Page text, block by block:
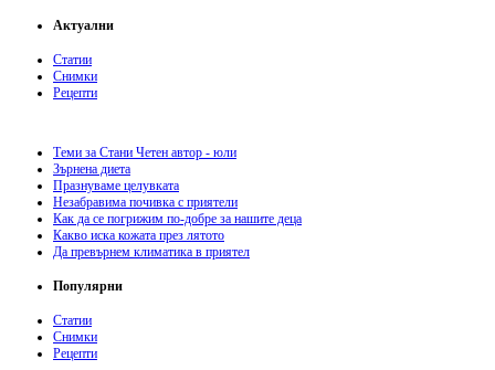
Актуални
Статии
Снимки
Рецепти
Теми за Стани Четен автор - юли
Зърнена диета
Празнуваме целувката
Незабравима почивка с приятели
Как да се погрижим по-добре за нашите деца
Какво иска кожата през лятото
Да превърнем климатика в приятел
Популярни
Статии
Снимки
Рецепти